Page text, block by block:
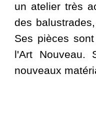
un atelier très
des
Ses pièces
l'Art Nouveau.
nouveaux